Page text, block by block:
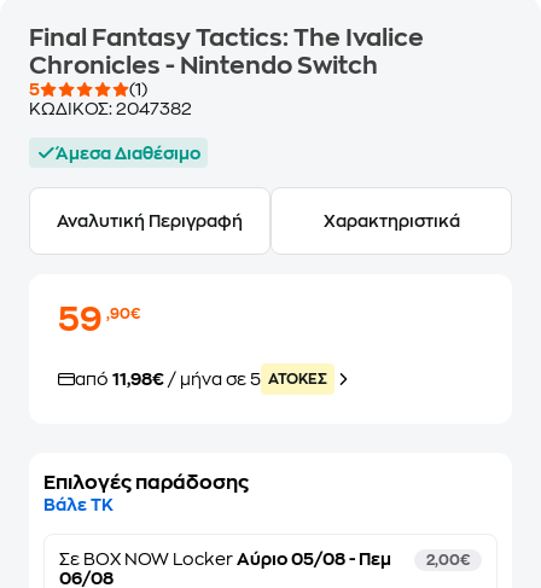
Final Fantasy Tactics: The Ivalice
Chronicles - Nintendo Switch
5
(1)
ΚΩΔΙΚΟΣ: 2047382
Άμεσα Διαθέσιμο
Αναλυτική Περιγραφή Χαρακτηριστικά
59,90€
από 11,98€ / μήνα σε 5 ATOKEΣ
Επιλογές παράδοσης
Βάλε ΤΚ
Σε BOX NOW Locker Αύριο 05/08 - Πεμ
06/08
2,00€